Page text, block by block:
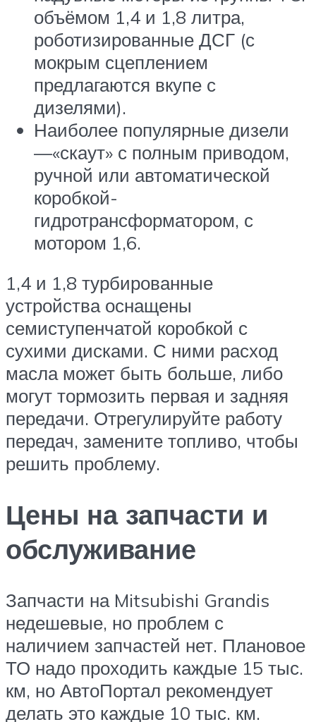
объёмом 1,4 и 1,8 литра,
роботизированные ДСГ (с
мокрым сцеплением
предлагаются вкупе с
дизелями).
Наиболее популярные дизели
—«скаут» с полным приводом,
ручной или автоматической
коробкой-
гидротрансформатором, с
мотором 1,6.
1,4 и 1,8 турбированные
устройства оснащены
семиступенчатой коробкой с
сухими дисками. С ними расход
масла может быть больше, либо
могут тормозить первая и задняя
передачи. Отрегулируйте работу
передач, замените топливо, чтобы
решить проблему.
Цены на запчасти и
обслуживание
Запчасти на Mitsubishi Grandis
недешевые, но проблем с
наличием запчастей нет. Плановое
ТО надо проходить каждые 15 тыс.
км, но АвтоПортал рекомендует
делать это каждые 10 тыс. км.